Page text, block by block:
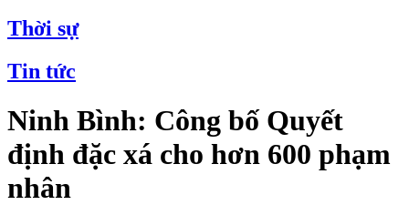
Thời sự
Tin tức
Ninh Bình: Công bố Quyết
định đặc xá cho hơn 600 phạm
nhân